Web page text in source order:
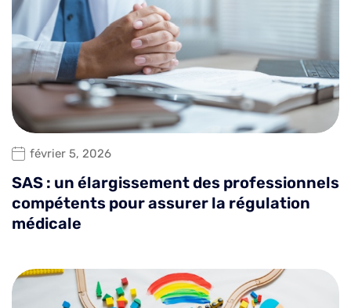
février 5, 2026
SAS : un élargissement des professionnels
compétents pour assurer la régulation
médicale